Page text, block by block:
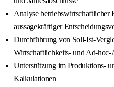
Analyse betriebswirtschaftlicher
aussagekräftiger
Durchführung von Soll-Ist-
Wirtschaftlichkeits- und Ad-hoc-
Unterstützung im Produktions-
Kalkulationen